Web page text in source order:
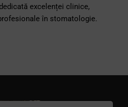
excelenței clinice,
în stomatologie.